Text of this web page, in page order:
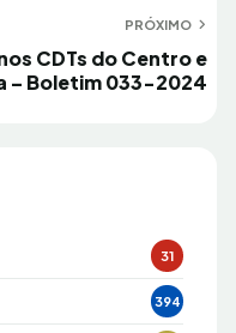
PRÓXIMO
CDTs do Centro e
– Boletim 033-2024
31
394